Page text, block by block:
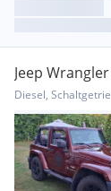
Jeep
Diesel,